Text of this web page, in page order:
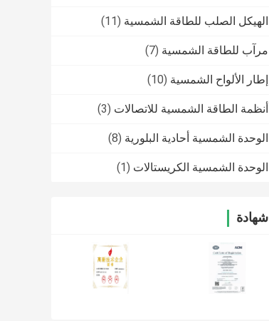
الهيكل الصلب للطاقة الشمسية (11)
مرآب للطاقة الشمسية (7)
إطار الألواح الشمسية (10)
أنظمة الطاقة الشمسية للاتصالات (3)
الوحدة الشمسية أحادية البلورية (8)
الوحدة الشمسية الكريستالات (1)
شهادة